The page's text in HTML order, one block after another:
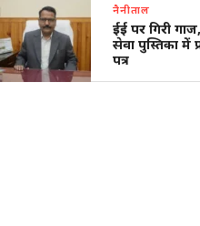
नैनीताल
ईई पर गिरी
सेवा पुस्तिका में
पत्र